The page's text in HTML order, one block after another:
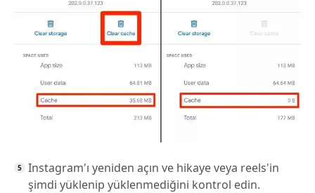
Instagram'ı yeniden açın ve hikaye veya reels'in
şimdi yüklenip yüklenmediğini kontrol edin.